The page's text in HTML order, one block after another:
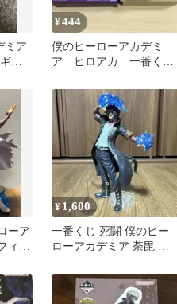
ミア
ュ
¥444
僕のヒーローアカデミ
ア ヒロアカ 一番く
ト 荼毘
ーア
ィギ
¥1,600
一番くじ 死闘 僕のヒー
ローアカデミア 荼毘 フ